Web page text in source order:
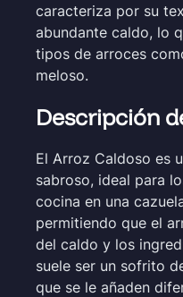
caracteriza por su
abundante caldo, lo
tipos de arroces
meloso.
Descripción
El Arroz Caldoso es
sabroso, ideal para
cocina en una
permitiendo que el
del caldo y los
suele ser un sofrito
que se le añaden